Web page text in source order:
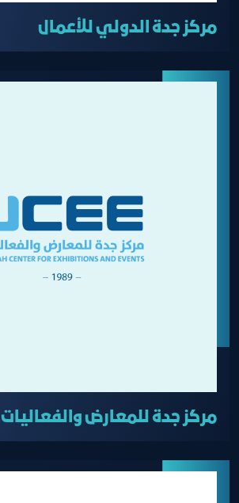
مركز جدة الدولي للأعمال
مركز جدة للمعارض والفعاليات